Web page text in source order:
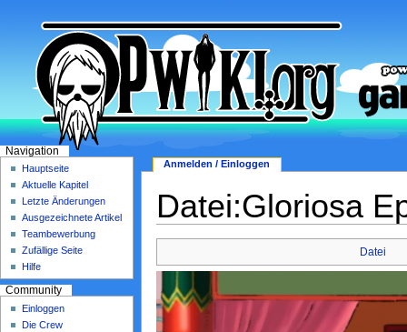
Datei:Gloriosa
Datei
Anmelden / Einloggen
Navigation
Hauptseite
Aktuelle Kapitel
Letzte Änderungen
Ausgezeichnete Artikel
Teambewerbung
Zufällige Seite
Hilfe
Community
Einloggen
Die Crew